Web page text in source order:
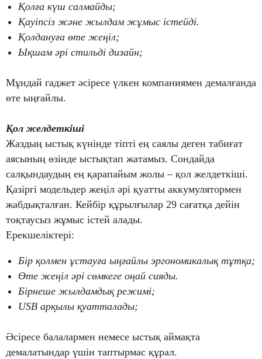
Қолға күш салмайды;
Қауіпсіз және жылдам жұмыс істейді.
Қолдануға өте жеңіл;
Ықшам әрі стильді дизайн;
Мұндай гаджет әсіресе үлкен компаниямен демалғанда
өте ыңғайлы.
Қол желдеткіші
Жаздың ыстық күнінде тіпті ең саялы деген табиғат
аясының өзінде ыстықтап жатамыз. Сондайда
салқындаудың ең қарапайым жолы – қол желдеткіші.
Қазіргі модельдер жеңіл әрі қуатты аккумулятормен
жабдықталған. Кейбір құрылғылар 29 сағатқа дейін
тоқтаусыз жұмыс істей алады.
Ерекшеліктері:
Бір қолмен ұстауға ыңғайлы эргономикалық тұтқа;
Өте жеңіл әрі сөмкеге оңай сияды.
Бірнеше жылдамдық режимі;
USB арқылы қуатталады;
Әсіресе балалармен немесе ыстық аймақта
демалатындар үшін таптырмас құрал.